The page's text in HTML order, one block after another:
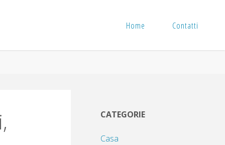
Home Contatti
CATEGORIE
Casa